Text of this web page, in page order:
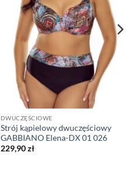
DWUCZĘŚCIOWE
Strój kąpielowy dwuczęściowy
GABBIANO Elena-DX 01 026
229,90zł